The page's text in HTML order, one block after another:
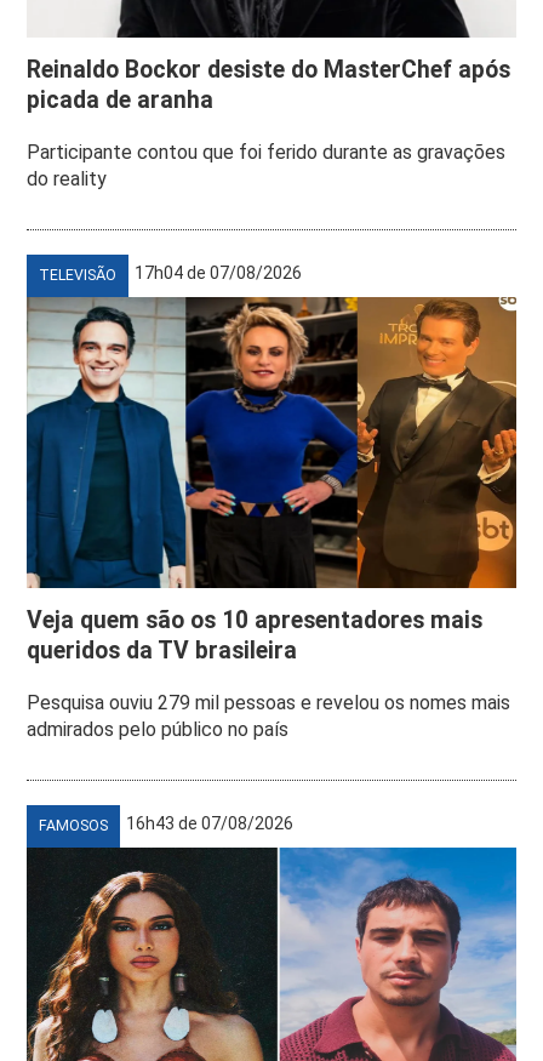
Reinaldo Bockor desiste do MasterChef após
picada de aranha
Participante contou que foi ferido durante as gravações
do reality
TELEVISÃO 17h04 de 07/08/2026
Veja quem são os 10 apresentadores mais
queridos da TV brasileira
Pesquisa ouviu 279 mil pessoas e revelou os nomes mais
admirados pelo público no país
FAMOSOS 16h43 de 07/08/2026